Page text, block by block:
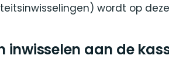
wordt op
inwisselen aan de